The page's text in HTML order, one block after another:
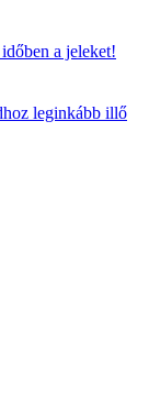
a jeleket!
leginkább illő